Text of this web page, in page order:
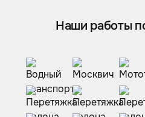
Наши работы